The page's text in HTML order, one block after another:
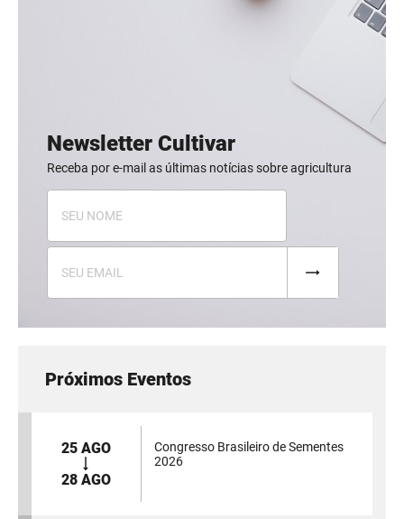
Newsletter Cultivar
Receba por e-mail as últimas notícias sobre agricultura
Próximos Eventos
25 AGO
28 AGO
Congresso Brasileiro de Sementes
2026